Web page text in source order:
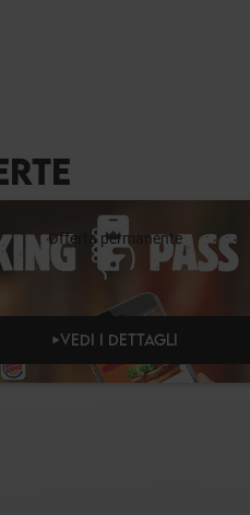
Offerta permanente
VEDI I DETTAGLI